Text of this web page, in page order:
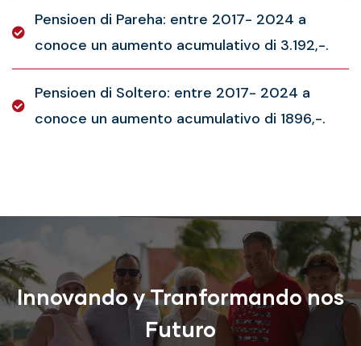
Pensioen di Pareha: entre 2017- 2024 a
conoce un aumento acumulativo di 3.192,-.
Pensioen di Soltero: entre 2017- 2024 a
conoce un aumento acumulativo di 1896,-.
Innovando y Tranformando nos
Futuro​